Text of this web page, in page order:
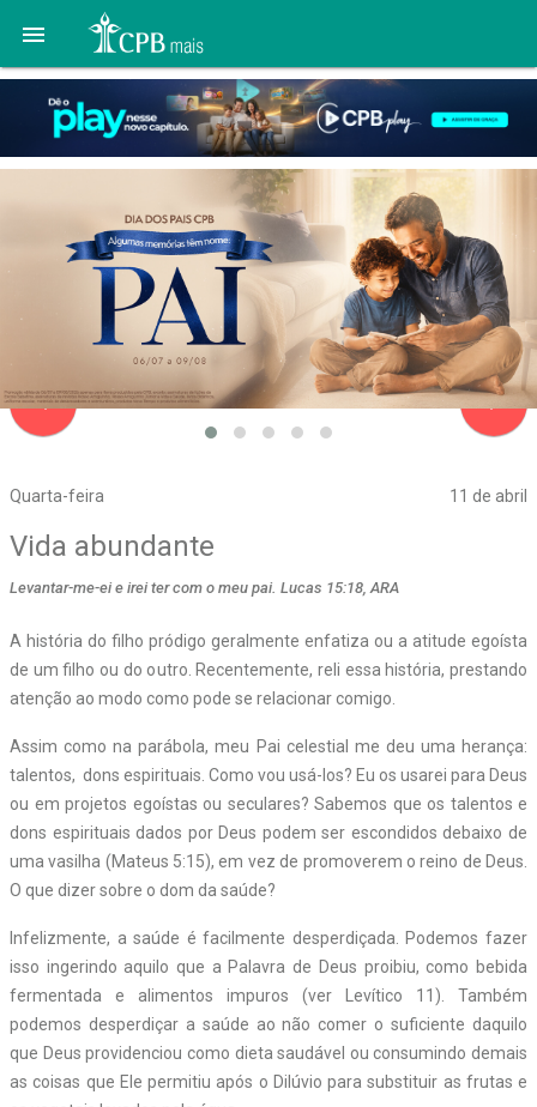

Quarta-feira 11 de abril
navigate_before
Vida abundante
Levantar-me-ei e irei ter com o meu pai. Lucas 15:18, ARA
A história do filho pródigo geralmente enfatiza ou a atitude egoísta
de um filho ou do outro. Recentemente, reli essa história, prestando
atenção ao modo como pode se relacionar comigo.
Assim como na parábola, meu Pai celestial me deu uma herança:
talentos, dons espirituais. Como vou usá-los? Eu os usarei para Deus
ou em projetos egoístas ou seculares? Sabemos que os talentos e
dons espirituais dados por Deus podem ser escondidos debaixo de
uma vasilha (Mateus 5:15), em vez de promoverem o reino de Deus.
O que dizer sobre o dom da saúde?
Infelizmente, a saúde é facilmente desperdiçada. Podemos fazer
isso ingerindo aquilo que a Palavra de Deus proibiu, como bebida
fermentada e alimentos impuros (ver Levítico 11). Também
podemos desperdiçar a saúde ao não comer o suficiente daquilo
que Deus providenciou como dieta saudável ou consumindo demais
as coisas que Ele permitiu após o Dilúvio para substituir as frutas e
navigate_next